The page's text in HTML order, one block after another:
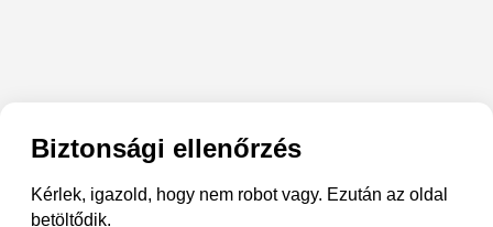
Biztonsági ellenőrzés
Kérlek, igazold, hogy nem robot vagy. Ezután az oldal
betöltődik.